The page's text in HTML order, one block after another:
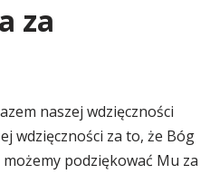
za
naszej wdzięczności
wdzięczności za to, że Bóg
podziękować Mu za